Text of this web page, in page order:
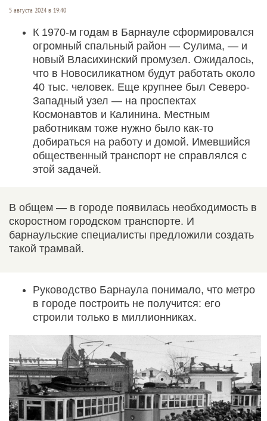
5 августа 2024 в 19:40
К 1970-м годам в Барнауле сформировался
огромный спальный район — Сулима, — и
новый Власихинский промузел. Ожидалось,
что в Новосиликатном будут работать около
40 тыс. человек. Еще крупнее был Северо-
Западный узел — на проспектах
Космонавтов и Калинина. Местным
работникам тоже нужно было как-то
добираться на работу и домой. Имевшийся
общественный транспорт не справлялся с
этой задачей.
В общем — в городе появилась необходимость в
скоростном городском транспорте. И
барнаульские специалисты предложили создать
такой трамвай.
Руководство Барнаула понимало, что метро
в городе построить не получится: его
строили только в миллионниках.